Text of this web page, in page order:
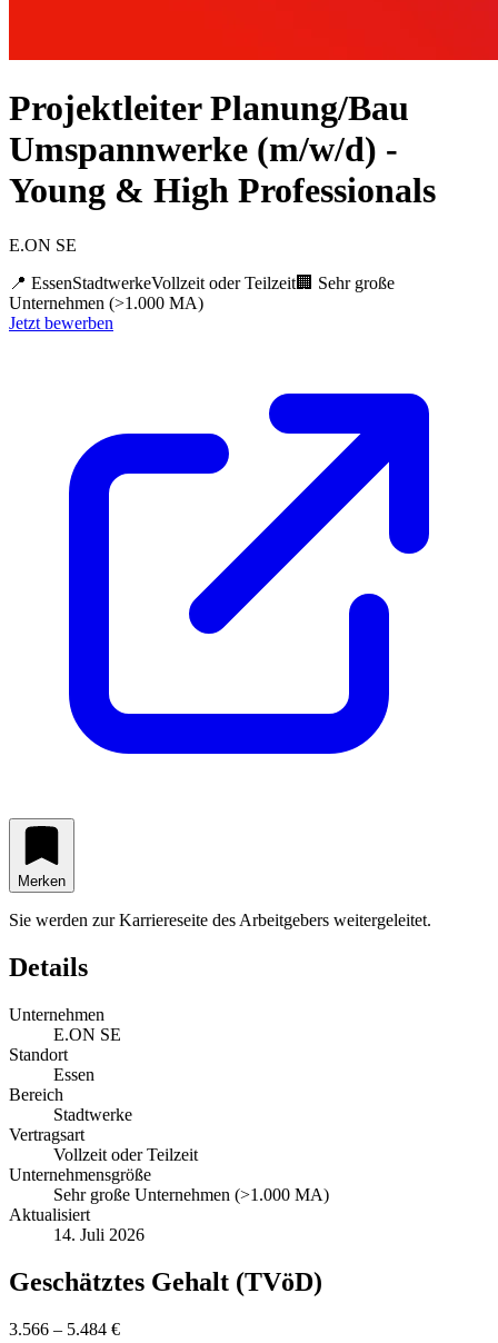
Projektleiter Planung/Bau
Umspannwerke (m/w/d) -
Young & High Professionals
E.ON SE
📍 EssenStadtwerkeVollzeit oder Teilzeit🏢 Sehr große
Unternehmen (>1.000 MA)
Jetzt bewerben
Merken
Sie werden zur Karriereseite des Arbeitgebers weitergeleitet.
Details
Unternehmen
E.ON SE
Standort
Essen
Bereich
Stadtwerke
Vertragsart
Vollzeit oder Teilzeit
Unternehmensgröße
Sehr große Unternehmen (>1.000 MA)
Aktualisiert
14. Juli 2026
Geschätztes Gehalt (TVöD)
3.566 – 5.484 €